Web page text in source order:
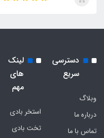
دسترسی
سریع
وبلاگ
درباره ما
تماس با ما
لینک
های
مهم
استخر بادی
تخت بادی